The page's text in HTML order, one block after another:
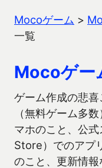
Mocoゲーム >
一覧
Mocoゲー
ゲーム作成の悲
（無料ゲーム多
マホのこと、公
Store）でのアプ
のこと、更新情